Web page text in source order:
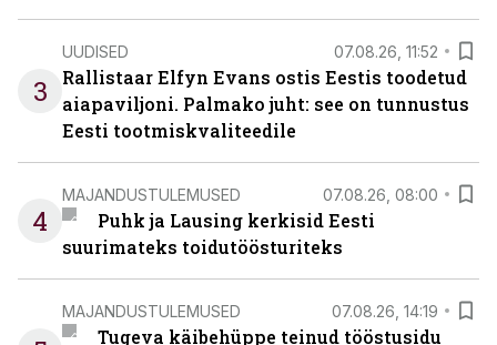
3
UUDISED 07.08.26, 11:52
Rallistaar Elfyn Evans ostis Eestis toodetud
aiapaviljoni. Palmako juht: see on tunnustus
Eesti tootmiskvaliteedile
4
MAJANDUSTULEMUSED 07.08.26, 08:00
Puhk ja Lausing kerkisid Eesti
suurimateks toidutöösturiteks
MAJANDUSTULEMUSED 07.08.26, 14:19
Tugeva käibehüppe teinud tööstusidu